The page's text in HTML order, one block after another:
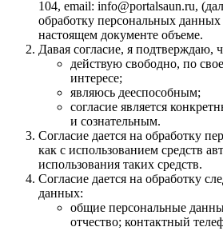
104, email: info@portalsaun.ru,
обработку персональных данных
настоящем документе объеме.
Давая согласие, я подтверждаю,
действую свободно, по
интересе;
являюсь дееспособным;
согласие является
и сознательным.
Согласие дается на обработку
как с использованием средств
использования таких средств.
Согласие дается на обработку
данных:
общие персональные
отчество; контактный